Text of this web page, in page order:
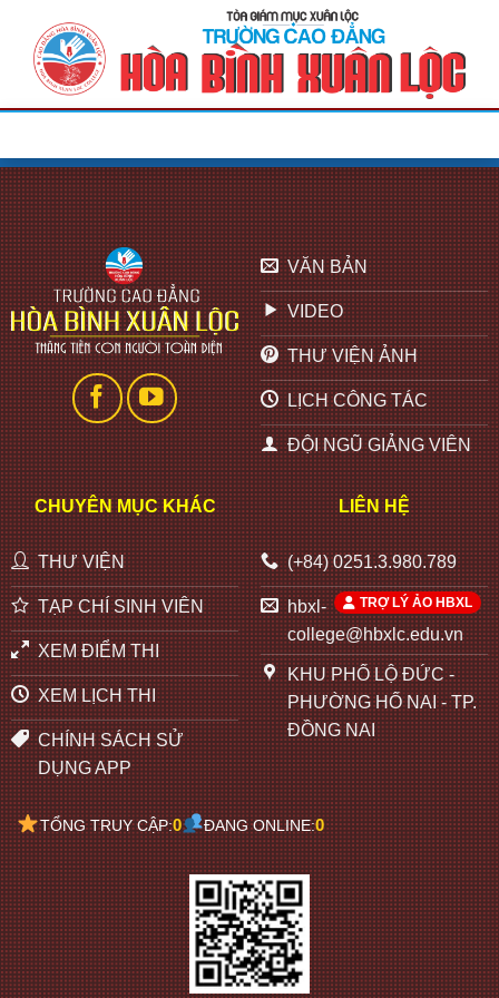
VĂN BẢN
VIDEO
THƯ VIỆN ẢNH
LỊCH CÔNG TÁC
ĐỘI NGŨ GIẢNG VIÊN
CHUYÊN MỤC KHÁC
THƯ VIỆN
TẠP CHÍ SINH VIÊN
XEM ĐIỂM THI
XEM LỊCH THI
CHÍNH SÁCH SỬ
DỤNG APP
LIÊN HỆ
(+84) 0251.3.980.789
hbxl-
college@hbxlc.edu.vn
KHU PHỐ LỘ ĐỨC -
PHƯỜNG HỐ NAI - TP.
ĐỒNG NAI
TỔNG TRUY CẬP:0 ĐANG ONLINE:0
TRỢ LÝ ẢO HBXL